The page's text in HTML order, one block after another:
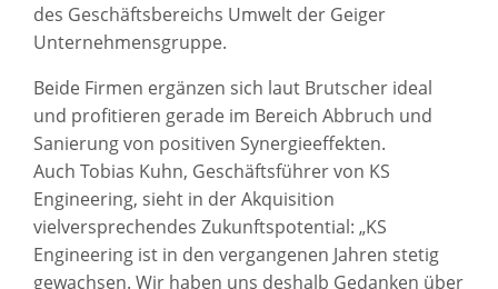
des Geschäftsbereichs Umwelt der Geiger
Unternehmensgruppe.
Beide Firmen ergänzen sich laut Brutscher ideal
und profitieren gerade im Bereich Abbruch und
Sanierung von positiven Synergieeffekten.
Auch Tobias Kuhn, Geschäftsführer von KS
Engineering, sieht in der Akquisition
vielversprechendes Zukunftspotential: „KS
Engineering ist in den vergangenen Jahren stetig
gewachsen. Wir haben uns deshalb Gedanken über